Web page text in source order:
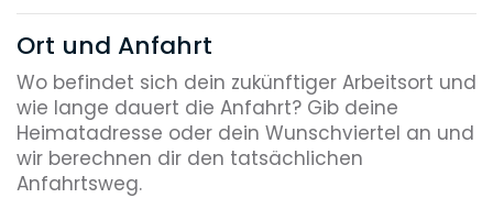
Ort und Anfahrt
Wo befindet sich dein zukünftiger Arbeitsort und
wie lange dauert die Anfahrt? Gib deine
Heimatadresse oder dein Wunschviertel an und
wir berechnen dir den tatsächlichen
Anfahrtsweg.